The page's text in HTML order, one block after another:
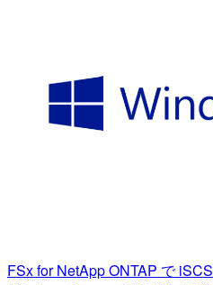
FSx for NetApp ONTAP で